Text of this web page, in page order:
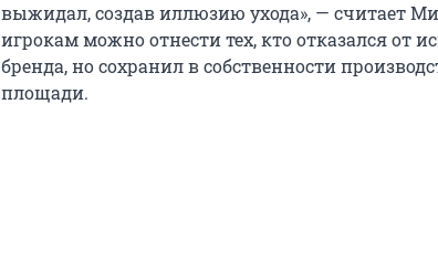
выжидал, создав иллюзию ухода», — считает
игрокам можно отнести тех, кто отказался от
бренда, но сохранил в собственности
площади.